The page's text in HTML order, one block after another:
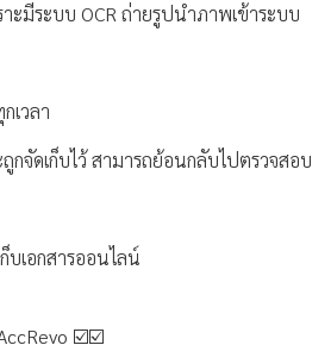
าะมีระบบ OCR ถ่ายรูปนำภาพเข้าระบบ
เวลา
จัดเก็บไว้ สามารถย้อนกลับไปตรวจสอบ
บเอกสารออนไลน์
☑️☑️